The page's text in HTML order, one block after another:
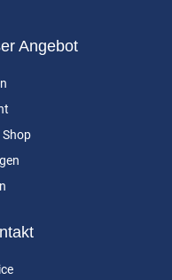
Angebot
Shop